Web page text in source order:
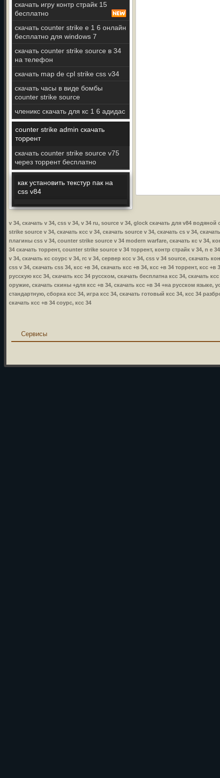
скачать игру контр страйк 15
бесплатно
скачать counter strike e 1 6 онлайн
бесплатно для windows 7
скачать counter strike source в 34
на телефон
скачать map de cpl strike css v34
скачать часы в виде бомбы
counter strike source
членикс скачать для кс 1 6 адидас
counter strike admin скачать
торрент
скачать counter strike source v75
через торрент бесплатно
как установить текстур пак на
css v84
v 34, скачать v 34, css v 34, v 34 ru, source v 34, glock скачать для v84
strike source v 34, скачать ксс v 34, скачать source v 34, скачать cs v 34,
плагины css v 34, counter strike source v 34 modern warfare, скачать кс v 34,
34 скачать торрент, counter strike source v 34 торрент, контр страйк v 34, n e
v 34, скачать кс соурс v 34, rc v 34, сервер ксс v 34, css v 34 source, скачать
css v 34, скачать css 34, ксс +в 34, скачать ксс +в 34, ксс +в 34 торрент, ксс
русскую ксс 34, скачать ксс 34 русском, скачать бесплатна ксс 34, скачать
оружие, скачать скины +для ксс +в 34, скачать ксс +в 34 +на русском языке,
стандартную, сборка ксс 34, игра ксс 34, скачать готовый ксс 34, ксс 34
скачать ксс +в 34 соурс, ксс 34
Сервисы